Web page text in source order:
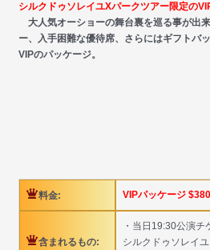
シルクドゥソレイユXパークツアー限定の
大人気オーショーの舞台裏を巡る事が出
ー、入手困難な優待席、さらにはギフトバ
VIPのパッケージ。
料金: VIPパッケージ
含まれるもの:
・当日19:30公演チ
シルクドゥソレイ